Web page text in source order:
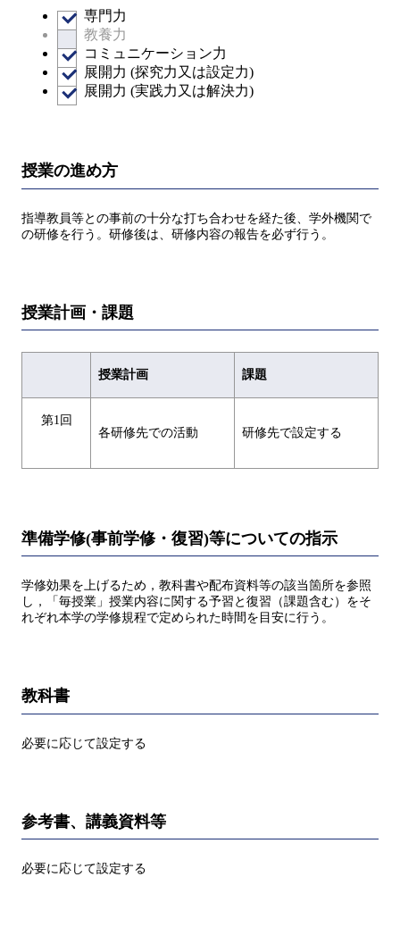
専門力
教養力
コミュニケーション力
展開力 (探究力又は設定力)
展開力 (実践力又は解決力)
授業の進め方
指導教員等との事前の十分な打ち合わせを経た後、学外機関で
の研修を行う。研修後は、研修内容の報告を必ず行う。
授業計画・課題
授業計画 課題
第1回
各研修先での活動
研修先で設定する
準備学修(事前学修・復習)等についての指示
学修効果を上げるため，教科書や配布資料等の該当箇所を参照
し，「毎授業」授業内容に関する予習と復習（課題含む）をそ
れぞれ本学の学修規程で定められた時間を目安に行う。
教科書
必要に応じて設定する
参考書、講義資料等
必要に応じて設定する